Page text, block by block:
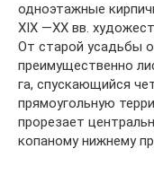
одноэтажные
XIX —XX вв.
От старой усадьбы
преимущественно
га, спускающийся
прямоугольную
прорезает
копаному нижнему